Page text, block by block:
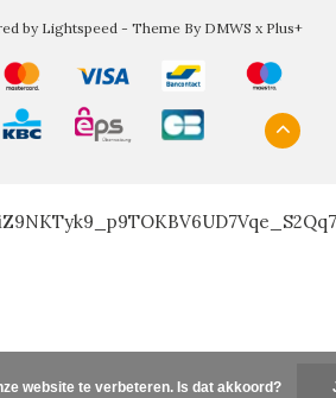
by Lightspeed - Theme By DMWS x Plus+
website te verbeteren. Is dat akkoord?